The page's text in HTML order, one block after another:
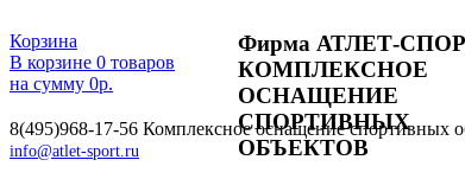
Фирма АТЛЕТ-
КОМПЛЕКСНОЕ
ОСНАЩЕНИЕ
СПОРТИВНЫХ
ОБЪЕКТОВ
Корзина
В корзине 0 товаров
на сумму 0р.
8(495)968-17-56 Комплексное оснащение спортивных
info@atlet-sport.ru